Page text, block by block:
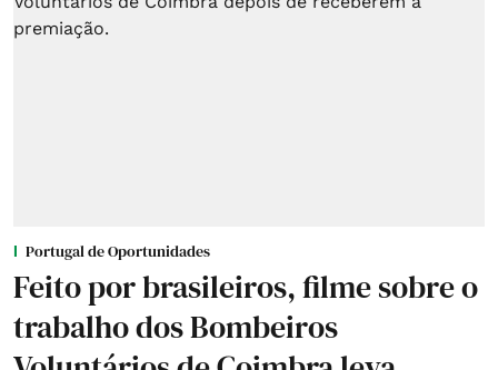
Portugal de Oportunidades
Feito por brasileiros, filme sobre o
trabalho dos Bombeiros